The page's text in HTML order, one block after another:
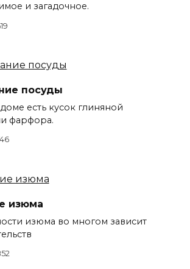
и загадочное.
посуды
есть кусок глиняной
фарфора.
изюма
изюма во многом зависит